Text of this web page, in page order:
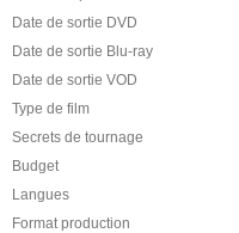
Date de sortie DVD
Date de sortie Blu-ray
Date de sortie VOD
Type de film
Secrets de tournage
Budget
Langues
Format production